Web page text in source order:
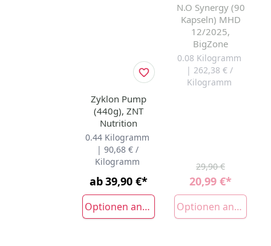
Zyklon Pump
(440g), ZNT
Nutrition
0.44 Kilogramm
| 90,68 € /
Kilogramm
ab39,90 €*
Optionen anzeigen
-30%AUSVERKAUFT
N.O Synergy (90
Kapseln) MHD
12/2025,
BigZone
0.08 Kilogramm
| 262,38 € /
Kilogramm
20,99 €*
29,90 €
Optionen anzeigen